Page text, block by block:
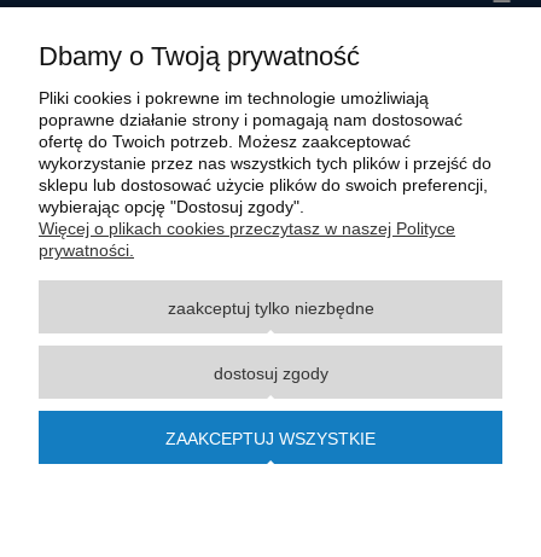
Kontakt
Wszystkie materiały graficzne i zdjęciowe zamieszczone na stronie internetowej polmasz.pl
są prawnie chronione i stanowią własność intelektualną polmasz.pl. Jakiekolwiek
zwielokrotnianie, w tym kopiowanie, korzystanie lub rozpowszechnianie wskazanych
powyżej materiałów wymaga zgody polmasz.pl w formie pisemnej pod rygorem nieważności,
z zastrzeżeniem korzystania o charakterze niekomercyjnym dla użytku osobistego, ze
wskazaniem źródła. Nazwy Carraro, Case, Cat, Caterpillar, Dana Spicer, Doosan, Komatsu,
New Holland, Volvo, ZF czy innych producentów oryginalnego sprzętu, są zastrzeżonymi
Dbamy o Twoją prywatność
Pliki cookies i pokrewne im technologie umożliwiają
poprawne działanie strony i pomagają nam dostosować
ofertę do Twoich potrzeb. Możesz zaakceptować
wykorzystanie przez nas wszystkich tych plików i przejść do
sklepu lub dostosować użycie plików do swoich preferencji,
wybierając opcję "Dostosuj zgody".
Więcej o plikach cookies przeczytasz w naszej Polityce
prywatności.
zaakceptuj tylko niezbędne
dostosuj zgody
ZAAKCEPTUJ WSZYSTKIE